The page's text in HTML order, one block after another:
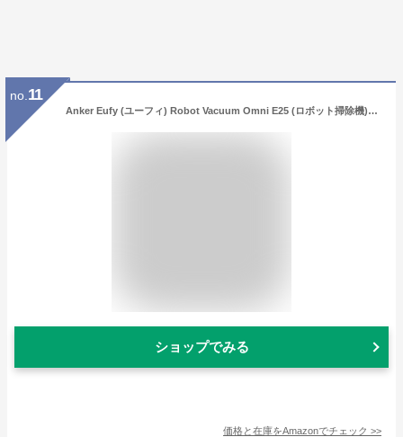
no. 11
Anker Eufy (ユーフィ) Robot Vacuum Omni E25 (ロボット掃除機)【ローラーモップ/全自動クリーニングステーション/自動ゴミ収集/モップ洗浄・乾燥 / 20000Pa 吸引力/モップリフト/洗剤投入/水拭き/マッピング/AIカメラ 障害物回避/毛がらみ除去/伸縮サイドブラシ/アプリ操作】ブラック
ショップでみる
価格と在庫をAmazonでチェック >>